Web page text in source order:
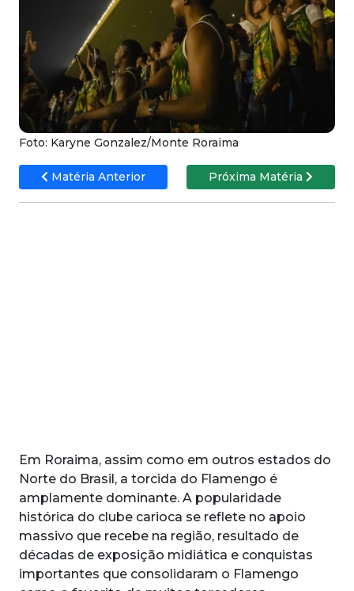
Foto: Karyne Gonzalez/Monte Roraima
Matéria Anterior Próxima Matéria
Em Roraima, assim como em outros estados do
Norte do Brasil, a torcida do Flamengo é
amplamente dominante. A popularidade
histórica do clube carioca se reflete no apoio
massivo que recebe na região, resultado de
décadas de exposição midiática e conquistas
importantes que consolidaram o Flamengo